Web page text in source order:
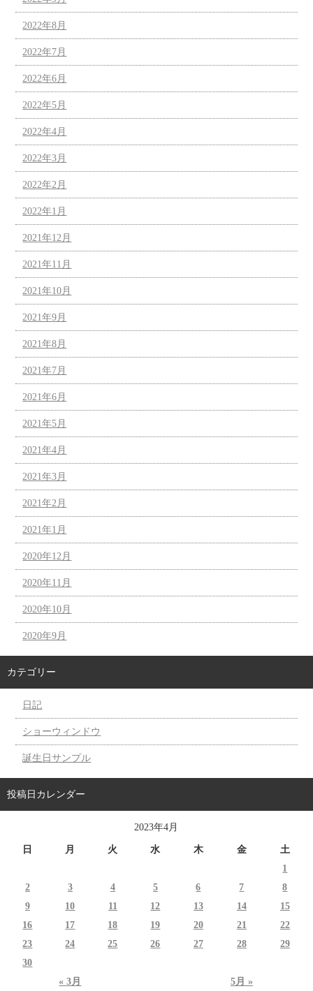
2022年8月
2022年7月
2022年6月
2022年5月
2022年4月
2022年3月
2022年2月
2022年1月
2021年12月
2021年11月
2021年10月
2021年9月
2021年8月
2021年7月
2021年6月
2021年5月
2021年4月
2021年3月
2021年2月
2021年1月
2020年12月
2020年11月
2020年10月
2020年9月
カテゴリー
日記
ショーウィンドウ
誕生日サンプル
投稿日カレンダー
2023年4月
日 月 火 水 木 金 土
« 3月 5月 »
1
2
3 4 5 6 7
8
9
10 11 12 13 14
15
16
17 18 19 20 21
22
23
24 25 26 27 28
29
30